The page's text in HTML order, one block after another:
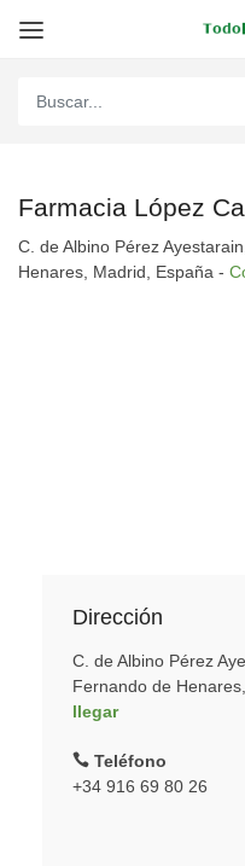
Farmacia López
C. de Albino Pérez
Henares, Madrid, España -
Dirección
C. de Albino Pérez
Fernando de
llegar
Teléfono
+34 916 69 80 26